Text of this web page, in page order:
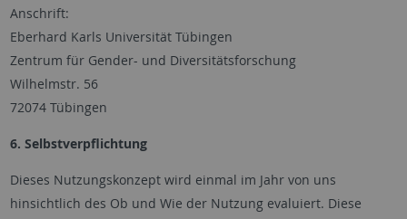
Anschrift:
Eberhard Karls Universität Tübingen
Zentrum für Gender- und Diversitätsforschung
Wilhelmstr. 56
72074 Tübingen
6. Selbstverpflichtung
Dieses Nutzungskonzept wird einmal im Jahr von uns
hinsichtlich des Ob und Wie der Nutzung evaluiert. Diese